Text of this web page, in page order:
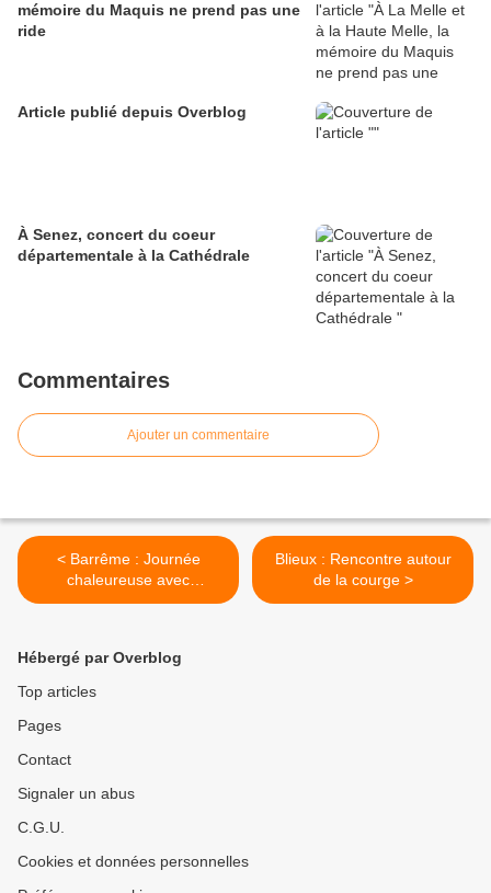
mémoire du Maquis ne prend pas une
ride
Article publié depuis Overblog
À Senez, concert du coeur
départementale à la Cathédrale
Commentaires
Ajouter un commentaire
< Barrême : Journée
chaleureuse avec
l'Association de pêche les 3
Blieux : Rencontre autour
de la courge >
Hébergé par Overblog
Top articles
Pages
Contact
Signaler un abus
C.G.U.
Cookies et données personnelles